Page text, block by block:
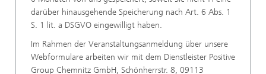
darüber hinausgehende Speicherung nach Art. 6 Abs. 1
S. 1 lit. a DSGVO eingewilligt haben.
Im Rahmen der Veranstaltungsanmeldung über unsere
Webformulare arbeiten wir mit dem Dienstleister Positive
Group Chemnitz GmbH, Schönherrstr. 8, 09113